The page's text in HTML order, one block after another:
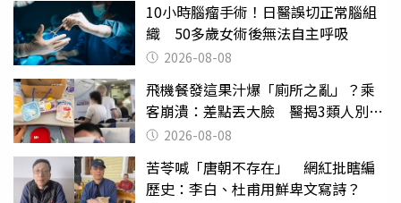
10小時腦瘤手術！日醫誤切正常腦組
織 50多歲女術後無法自主呼吸
2026-08-08
飛機餐發這果汁爆「廁所之亂」？乘
客崩潰：差點丟大臉 醫揭3類人別亂
喝 2026-08-08
苦苓喊「唐朝不存在」 網紅批瞎編
歷史：李白、杜甫用鮮卑文寫詩？